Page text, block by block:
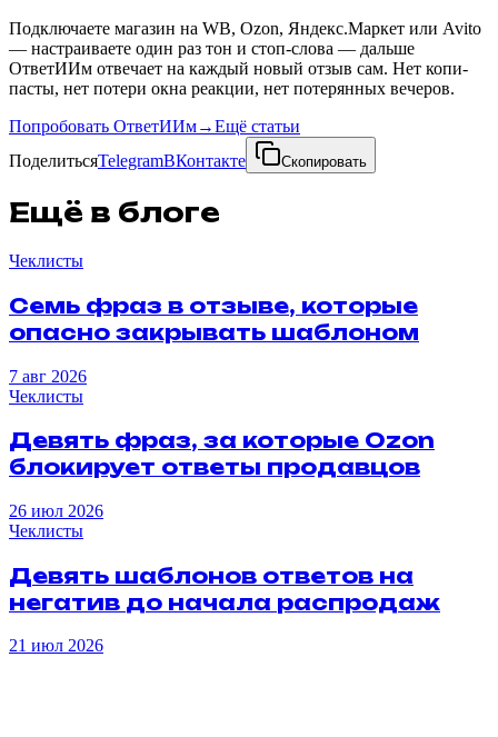
Подключаете магазин на WB, Ozon, Яндекс.Маркет или Avito
— настраиваете один раз тон и стоп-слова — дальше
ОтветИИм отвечает на каждый новый отзыв сам. Нет копи-
пасты, нет потери окна реакции, нет потерянных вечеров.
Попробовать ОтветИИм→Ещё статьи
ПоделитьсяTelegramВКонтакте Скопировать
Ещё в блоге
Чеклисты
Семь фраз в отзыве, которые
опасно закрывать шаблоном
7 авг 2026
Чеклисты
Девять фраз, за которые Ozon
блокирует ответы продавцов
26 июл 2026
Чеклисты
Девять шаблонов ответов на
негатив до начала распродаж
21 июл 2026